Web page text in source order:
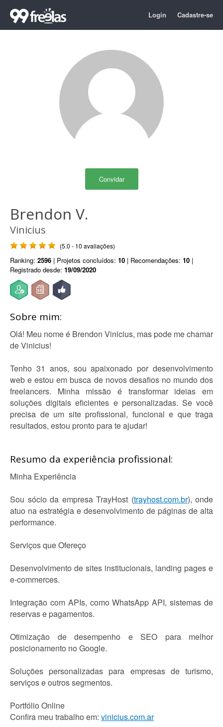
Login Cadastre-se
Convidar
Brendon V.
Vinicius
(5.0 - 10 avaliações)
Ranking: 2596 | Projetos concluídos: 10 | Recomendações: 10 |
Registrado desde: 19/09/2020
Sobre mim:
Olá! Meu nome é Brendon Vinicius, mas pode me chamar
de Vinicius!
Tenho 31 anos, sou apaixonado por desenvolvimento
web e estou em busca de novos desafios no mundo dos
freelancers. Minha missão é transformar ideias em
soluções digitais eficientes e personalizadas. Se você
precisa de um site profissional, funcional e que traga
resultados, estou pronto para te ajudar!
Resumo da experiência profissional:
Minha Experiência
Sou sócio da empresa TrayHost (trayhost.com.br), onde
atuo na estratégia e desenvolvimento de páginas de alta
performance.
Serviços que Ofereço
Desenvolvimento de sites institucionais, landing pages e
e-commerces.
Integração com APIs, como WhatsApp API, sistemas de
reservas e pagamentos.
Otimização de desempenho e SEO para melhor
posicionamento no Google.
Soluções personalizadas para empresas de turismo,
serviços e outros segmentos.
Portfólio Online
Confira meu trabalho em: vinicius.com.ar